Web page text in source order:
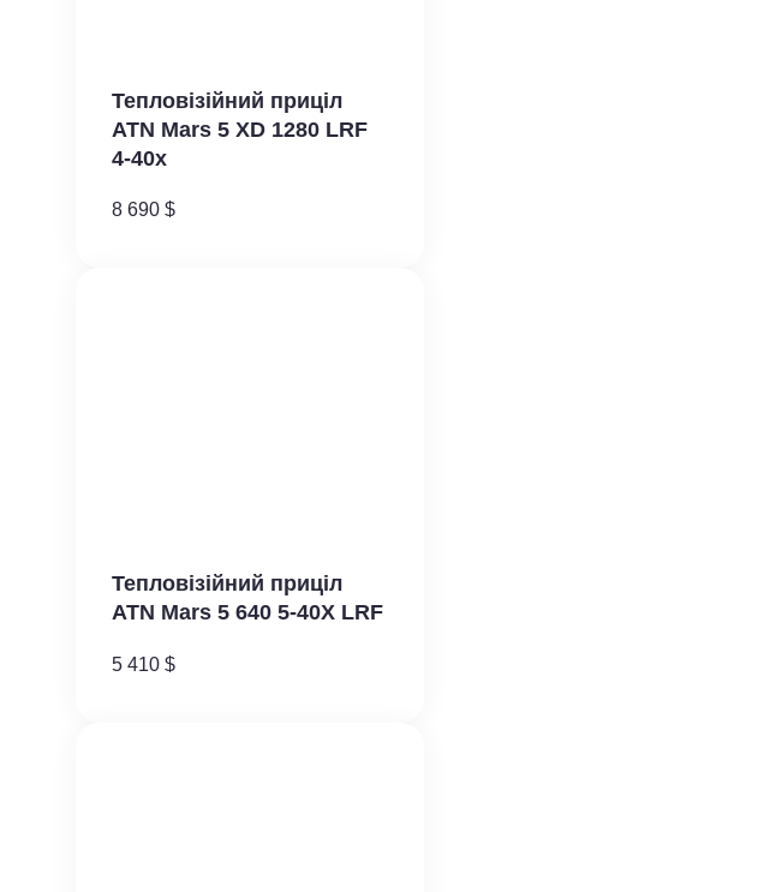
Тепловізійний приціл
ATN Mars​ 5 XD 1280 LRF
4-40x
8 690 $
Тепловізійний приціл
ATN Mars​ 5 640 5-40X LRF
5 410 $